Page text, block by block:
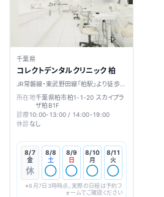
千葉県
コレクトデンタルクリニック 柏
JR常磐線・東武野田線「柏駅」より徒歩1
分
所在地千葉県柏市柏1-1-20 スカイプラ
ザ柏B1F
診療10:00-13:00 / 14:00-19:00
休診なし
8/7
金
休
8/8
土
◯
8/9
日
◯
8/10
月
◯
8/11
火
◯
※8月7日3時時点。実際の日程は予約フ
ォームでご確認ください